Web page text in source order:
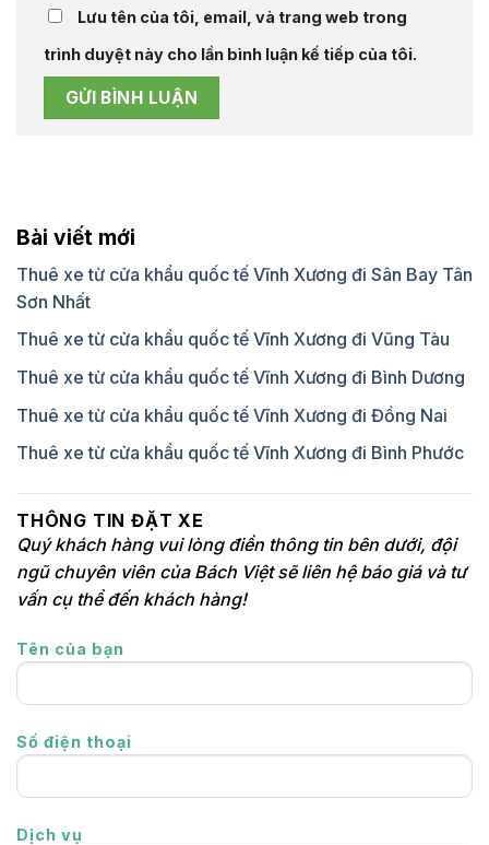
Lưu tên của tôi, email, và trang web trong
trình duyệt này cho lần bình luận kế tiếp của tôi.
Bài viết mới
Thuê xe từ cửa khẩu quốc tế Vĩnh Xương đi Sân Bay Tân
Sơn Nhất
Thuê xe từ cửa khẩu quốc tế Vĩnh Xương đi Vũng Tàu
Thuê xe từ cửa khẩu quốc tế Vĩnh Xương đi Bình Dương
Thuê xe từ cửa khẩu quốc tế Vĩnh Xương đi Đồng Nai
Thuê xe từ cửa khẩu quốc tế Vĩnh Xương đi Bình Phước
THÔNG TIN ĐẶT XE
Quý khách hàng vui lòng điền thông tin bên dưới, đội
ngũ chuyên viên của Bách Việt sẽ liên hệ báo giá và tư
vấn cụ thể đến khách hàng!
Tên của bạn
Số điện thoại
Dịch vụ